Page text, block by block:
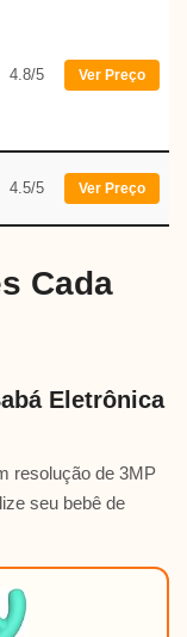
4.8/5 Ver Preço
4.5/5 Ver Preço
Cada
Eletrônica
resolução de 3MP
seu bebê de